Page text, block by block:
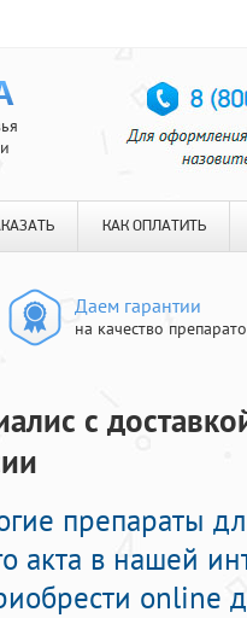
КАК ОПЛАТИТЬ
Даем гарантии
на качество
с
препараты
акта в нашей
online